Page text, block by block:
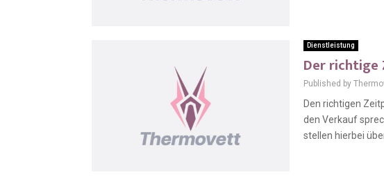
Dienstleistung
Der richtige
Published by
Den richtigen
den Verkauf
stellen hierbei